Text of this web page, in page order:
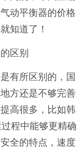
动平衡器的价格
知道了！
区别
有所区别的，国
方还是不够完善
高很多，比如韩
程中能够更精确
全的特点，速度